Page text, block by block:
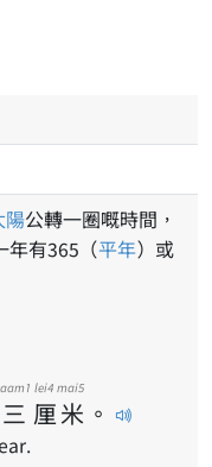
陽公轉一圈嘅時間，
年有365（平年）或
三 厘
lei4
米
mai5
。